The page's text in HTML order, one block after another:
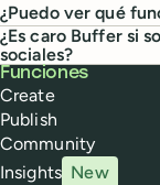
¿Puedo ver qué
¿Es caro Buffer si
sociales?
Buffer
Funciones
Create
Publish
Community
Insights New